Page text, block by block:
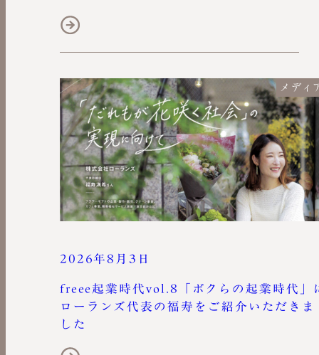
メディ
2026年8月3日
freee起業時代vol.8「ボクらの起業時代」
ローランズ代表の福寿をご紹介いただきま
した